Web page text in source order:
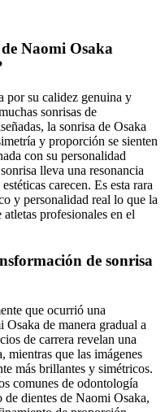
Naomi Osaka
por su calidez genuina y
sonrisas de
la sonrisa de Osaka
y proporción se sienten
con su personalidad
lleva una resonancia
carecen. Es esta rara
y personalidad real lo que la
profesionales en el
de sonrisa
que ocurrió una
de manera gradual a
de carrera revelan una
mientras que las imágenes
más brillantes y simétricos.
comunes de odontología
dientes de Naomi Osaka,